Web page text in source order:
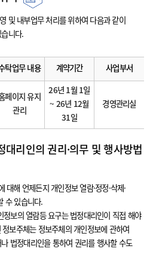
및 내부업무 처리를 위하여 다음과 같이
니다.
탁업무 내용 계약기간 사업부서
페이지 유지
관리
26년 1월 1일
~ 26년 12월
31일
경영관리실
대리인의 권리·의무 및 행사방법
대해 언제든지 개인정보 열람·정정·삭제·
수 있습니다.
보의 열람등 요구는 법정대리인이 직접 해야
보주체는 정보주체의 개인정보에 관하여
법정대리인을 통하여 권리를 행사할 수도